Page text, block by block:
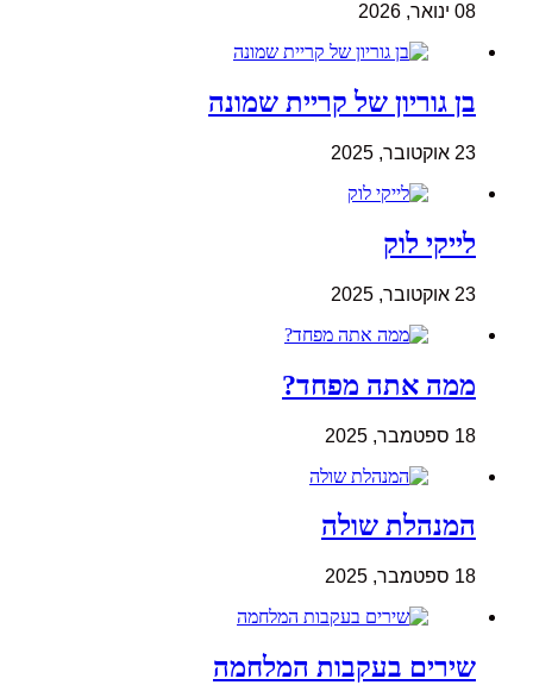
08 ינואר, 2026
בן גוריון של קריית שמונה
23 אוקטובר, 2025
לייקי לוק
23 אוקטובר, 2025
ממה אתה מפחד?
18 ספטמבר, 2025
המנהלת שולה
18 ספטמבר, 2025
שירים בעקבות המלחמה